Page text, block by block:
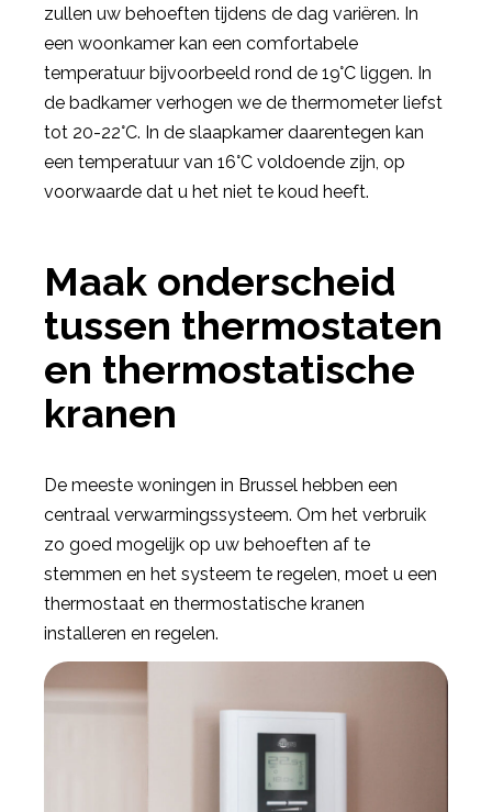
zullen uw behoeften tijdens de dag variëren. In
een woonkamer kan een comfortabele
temperatuur bijvoorbeeld rond de 19°C liggen. In
de badkamer verhogen we de thermometer liefst
tot 20-22°C. In de slaapkamer daarentegen kan
een temperatuur van 16°C voldoende zijn, op
voorwaarde dat u het niet te koud heeft.
Maak onderscheid
tussen thermostaten
en thermostatische
kranen
De meeste woningen in Brussel hebben een
centraal verwarmingssysteem. Om het verbruik
zo goed mogelijk op uw behoeften af te
stemmen en het systeem te regelen, moet u een
thermostaat en thermostatische kranen
installeren en regelen.